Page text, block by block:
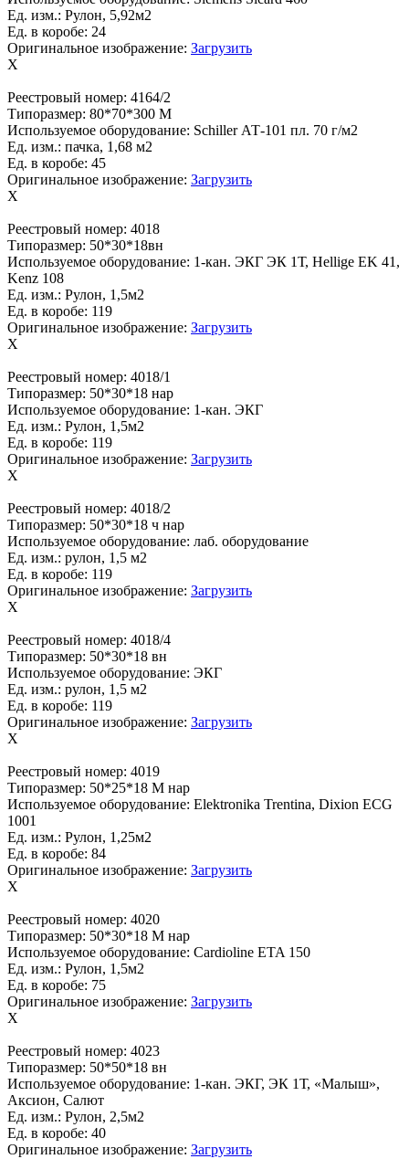
Ед. изм.: Рулон, 5,92м2
Ед. в коробе: 24
Оригинальное изображение: Загрузить
X
Реестровый номер: 4164/2
Типоразмер: 80*70*300 М
Используемое оборудование: Schiller АТ-101 пл. 70 г/м2
Ед. изм.: пачка, 1,68 м2
Ед. в коробе: 45
Оригинальное изображение: Загрузить
X
Реестровый номер: 4018
Типоразмер: 50*30*18вн
Используемое оборудование: 1-кан. ЭКГ ЭК 1Т, Hellige EK 41,
Kenz 108
Ед. изм.: Рулон, 1,5м2
Ед. в коробе: 119
Оригинальное изображение: Загрузить
X
Реестровый номер: 4018/1
Типоразмер: 50*30*18 нар
Используемое оборудование: 1-кан. ЭКГ
Ед. изм.: Рулон, 1,5м2
Ед. в коробе: 119
Оригинальное изображение: Загрузить
X
Реестровый номер: 4018/2
Типоразмер: 50*30*18 ч нар
Используемое оборудование: лаб. оборудование
Ед. изм.: рулон, 1,5 м2
Ед. в коробе: 119
Оригинальное изображение: Загрузить
X
Реестровый номер: 4018/4
Типоразмер: 50*30*18 вн
Используемое оборудование: ЭКГ
Ед. изм.: рулон, 1,5 м2
Ед. в коробе: 119
Оригинальное изображение: Загрузить
X
Реестровый номер: 4019
Типоразмер: 50*25*18 М нар
Используемое оборудование: Elektronika Trentina, Dixion ECG
1001
Ед. изм.: Рулон, 1,25м2
Ед. в коробе: 84
Оригинальное изображение: Загрузить
X
Реестровый номер: 4020
Типоразмер: 50*30*18 М нар
Используемое оборудование: Cardioline ETA 150
Ед. изм.: Рулон, 1,5м2
Ед. в коробе: 75
Оригинальное изображение: Загрузить
X
Реестровый номер: 4023
Типоразмер: 50*50*18 вн
Используемое оборудование: 1-кан. ЭКГ, ЭК 1Т, «Малыш»,
Аксион, Салют
Ед. изм.: Рулон, 2,5м2
Ед. в коробе: 40
Оригинальное изображение: Загрузить